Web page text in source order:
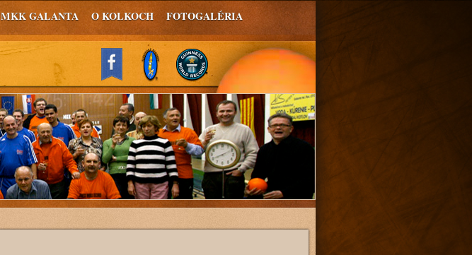
MKK GALANTA O KOLKOCH FOTOGALÉRIA